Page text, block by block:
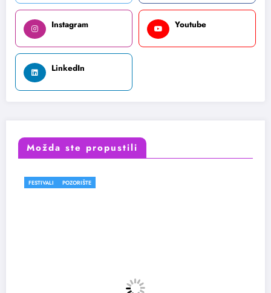
Instagram Youtube
LinkedIn
Možda ste propustili